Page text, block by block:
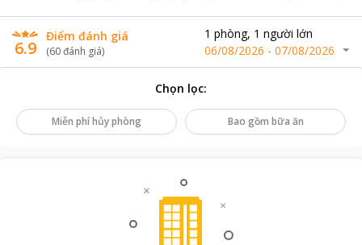
6.9
Điểm đánh giá
(60đánh giá)
1 phòng, 1 người lớn
06/08/2026 - 07/08/2026
Chọn lọc:
Miễn phí hủy phòng Bao gồm bữa ăn